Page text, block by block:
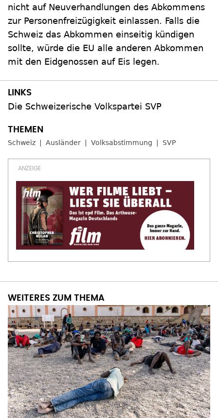
nicht auf Neuverhandlungen des Abkommens
zur Personenfreizügigkeit einlassen. Falls die
Schweiz das Abkommen einseitig kündigen
sollte, würde die EU alle anderen Abkommen
mit den Eidgenossen auf Eis legen.
Die Schweizerische Volkspartei SVP
Schweiz Ausländer Volksabstimmung SVP
WEITERES ZUM THEMA